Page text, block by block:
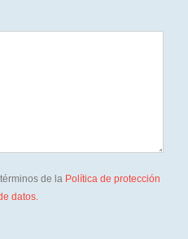
de la Política de protección
datos.